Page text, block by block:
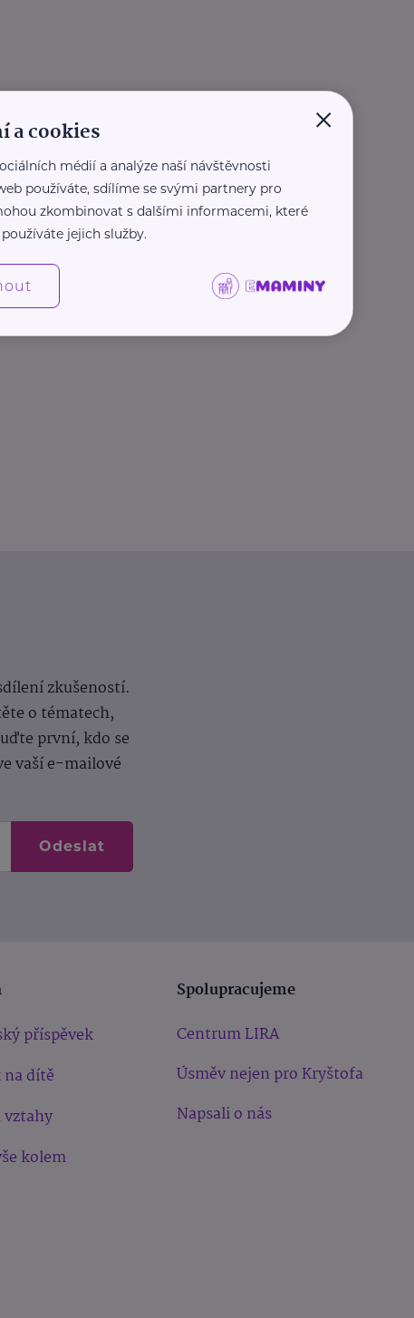
zkušeností.
o tématech,
první, kdo se
vaší e-mailové
Odeslat
příspěvek
na dítě
vztahy
kolem
Spolupracujeme
Centrum LIRA
Úsměv nejen pro Kryštofa
Napsali o nás
×
a cookies
médií a analýze naší návštěvnosti
používáte, sdílíme se svými partnery pro
zkombinovat s dalšími informacemi, které
jejich služby.